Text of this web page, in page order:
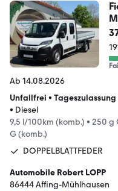
Fiat
Ab 14.08.2026
Unfallfrei • Tageszulassung
• Diesel
9,5 l/100km (komb.) • 250 g
G (komb.)
DOPPELBLATTFEDER
Automobile Robert LOPP
86444 Affing-Mühlhausen